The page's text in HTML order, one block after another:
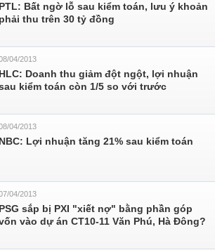
PTL: Bất ngờ lỗ sau kiểm toán, lưu ý khoản
phải thu trên 30 tỷ đồng
04/2013
HLC: Doanh thu giảm đột ngột, lợi nhuận
kiểm toán còn 1/5 so với trước
04/2013
NBC: Lợi nhuận tăng 21% sau kiểm toán
04/2013
PSG sắp bị PXI "xiết nợ" bằng phần góp
vào dự án CT10-11 Văn Phú, Hà Đông?